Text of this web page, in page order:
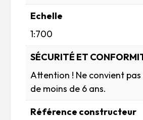
Echelle
1:700
SÉCURITÉ ET
Attention ! Ne convient
de moins de 6 ans.
Référence constructeur